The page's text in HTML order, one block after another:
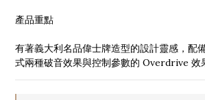
產品重點
有著義大利名品偉士牌造型的設計靈感，
式兩種破音效果與控制參數的 Overdrive 效